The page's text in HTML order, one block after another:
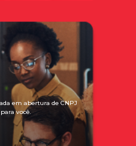
em abertura de CNPJ
você.